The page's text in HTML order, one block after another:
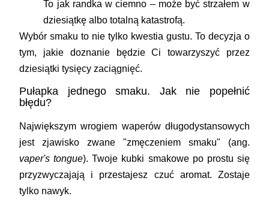
To jak randka w ciemno – może być strzałem w
dziesiątkę albo totalną katastrofą.
Wybór smaku to nie tylko kwestia gustu. To decyzja o
tym, jakie doznanie będzie Ci towarzyszyć przez
dziesiątki tysięcy zaciągnięć.
Pułapka jednego smaku. Jak nie popełnić
błędu?
Największym wrogiem waperów długodystansowych
jest zjawisko zwane "zmęczeniem smaku" (ang.
vaper's tongue). Twoje kubki smakowe po prostu się
przyzwyczajają i przestajesz czuć aromat. Zostaje
tylko nawyk.